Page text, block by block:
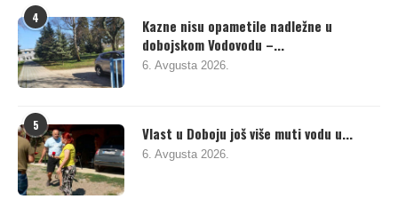
4
Kazne nisu opametile nadležne u
dobojskom Vodovodu –...
6. Avgusta 2026.
5 Vlast u Doboju još više muti vodu u...
6. Avgusta 2026.